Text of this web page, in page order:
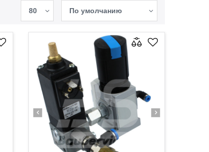
80 По умолчанию